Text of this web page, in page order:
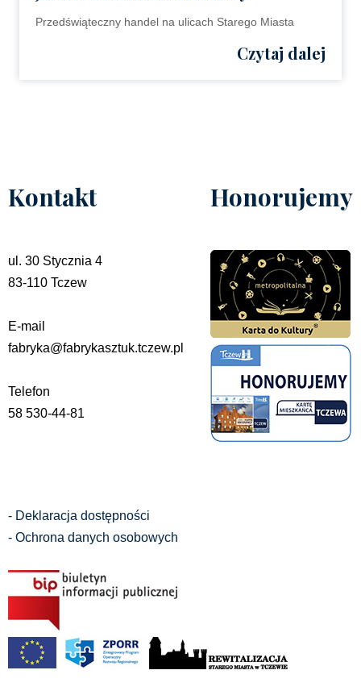
Przedświąteczny handel na ulicach Starego Miasta
Czytaj dalej
Kontakt
ul. 30 Stycznia 4
83-110 Tczew
E-mail
fabryka@fabrykasztuk.tczew.pl
Telefon
58 530-44-81
Honorujemy
- Deklaracja dostępności
- Ochrona danych osobowych